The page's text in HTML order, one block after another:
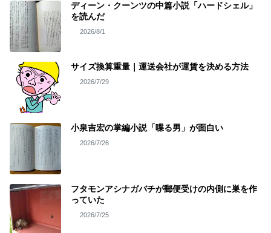
ディーン・クーンツの中篇小説「ハードシェル」
を読んだ
2026/8/1
サイズ換算重量｜運送会社が運賃を決める方法
2026/7/29
小泉吉宏の掌編小説「喋る男」が面白い
2026/7/26
フタモンアシナガバチが郵便受けの内側に巣を作
っていた
2026/7/25